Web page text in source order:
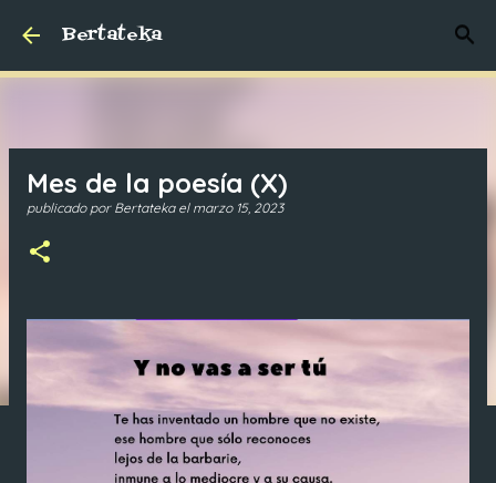
Bertateka
Mes de la poesía (X)
publicado por Bertateka el marzo 15, 2023